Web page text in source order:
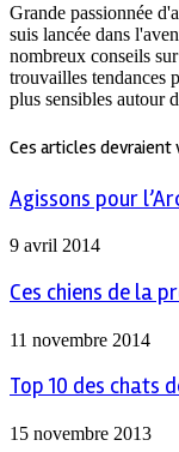
Grande passionnée
suis lancée dans
nombreux conseils
trouvailles tendances
plus sensibles autour
Ces articles devraient
Agissons pour
9 avril 2014
Ces chiens de la
11 novembre 2014
Top 10 des chats
15 novembre 2013